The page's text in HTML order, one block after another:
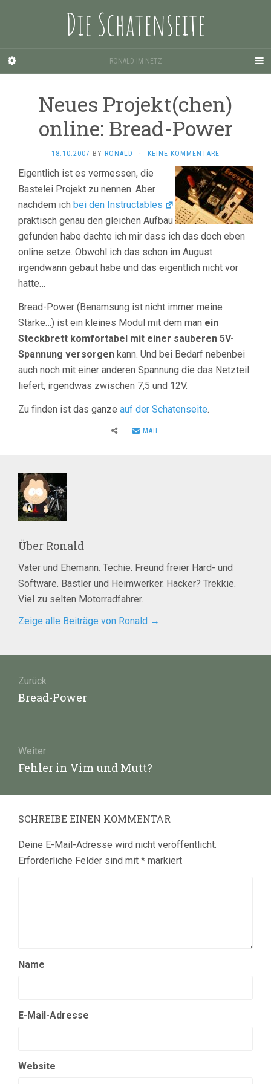
Die Schatenseite
RONALD IM NETZ
Neues Projekt(chen)
online: Bread-Power
18.10.2007 BY RONALD · KEINE KOMMENTARE
Eigentlich ist es vermessen, die
Bastelei Projekt zu nennen. Aber
nachdem ich bei den Instructables
praktisch genau den gleichen Aufbau
gefunden habe dachte ich mir dass ich das doch eben
online setze. Obwohl ich das schon im August
irgendwann gebaut habe und das eigentlich nicht vor
hatte…
Bread-Power (Benamsung ist nicht immer meine
Stärke…) ist ein kleines Modul mit dem man ein
Steckbrett komfortabel mit einer sauberen 5V-
Spannung versorgen kann. Und bei Bedarf nebenbei
auch noch mit einer anderen Spannung die das Netzteil
liefert, irgendwas zwischen 7,5 und 12V.
Zu finden ist das ganze auf der Schatenseite.
MAIL
Über Ronald
Vater und Ehemann. Techie. Freund freier Hard- und
Software. Bastler und Heimwerker. Hacker? Trekkie.
Viel zu selten Motorradfahrer.
Zeige alle Beiträge von Ronald →
Zurück
Vorheriger
Bread-Power
Weiter
Nächster
Fehler in Vim und Mutt?
SCHREIBE EINEN KOMMENTAR
Deine E-Mail-Adresse wird nicht veröffentlicht.
Erforderliche Felder sind mit * markiert
Name
E-Mail-Adresse
Website